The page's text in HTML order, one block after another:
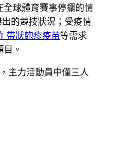
全球體育賽事停擺的情
的競技狀況；受疫情
帶狀皰疹疫苗等需求
。
主力活動員中僅三人